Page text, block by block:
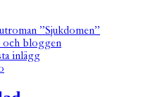
”Sjukdomen”
bloggen
inlägg